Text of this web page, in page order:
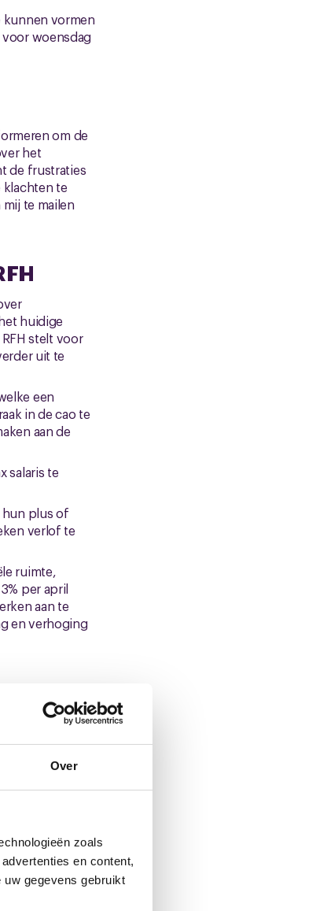
Over
zoals
en content,
gegevens gebruikt
kunnen vormen
woensdag
om de
het
de frustraties
te
te mailen
huidige
stelt voor
uit te
een
in de cao te
aan de
salaris te
hun plus of
verlof te
ruimte,
per april
aan te
en verhoging